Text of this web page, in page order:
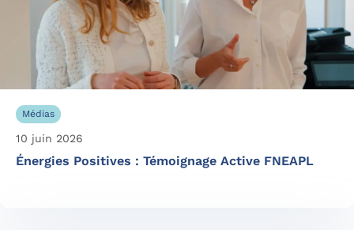
Médias
10 juin 2026
Énergies Positives : Témoignage Active FNEAPL